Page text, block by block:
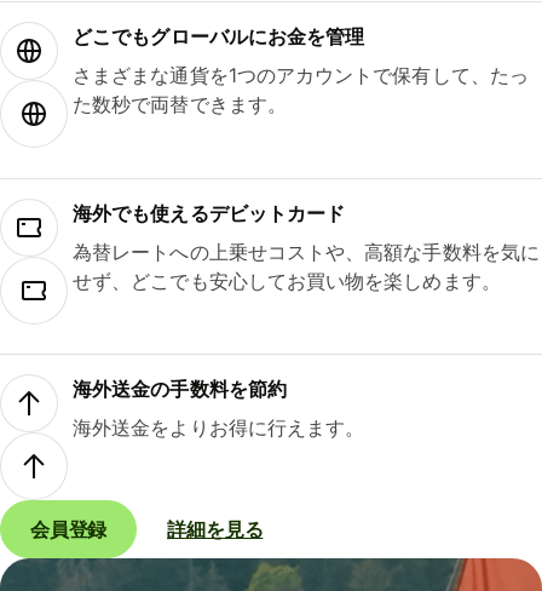
どこでもグ⁠ロ⁠ー⁠バ⁠ルにお金を管理
さまざまな通貨を1つのアカウントで保有して、たっ
た数秒で両替できます。
海外でも使えるデビットカード
為替レートへの上乗せコストや、高額な手数料を気に
せず、どこでも安心してお買い物を楽しめます。
海外送金の手数料を節約
海外送金をよりお得に行えます。
会員登録 詳細を見る